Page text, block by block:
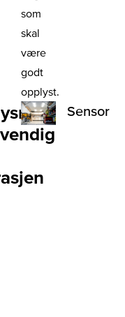
som
skal
være
godt
opplyst.
Sensor